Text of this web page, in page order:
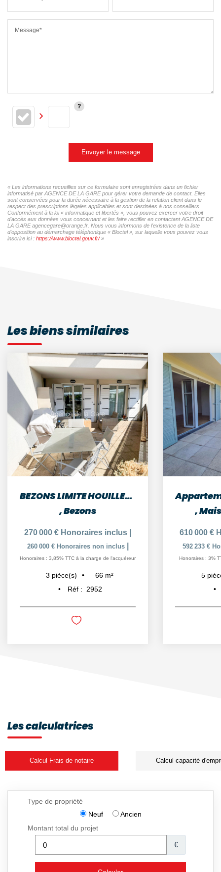
Message*
Envoyer le message
« Les informations recueillies sur ce formulaire sont enregistrées dans un fichier
informatisé par AGENCE DE LA GARE pour gérer votre demande de contact. Elles
sont conservées pour la durée nécessaire à la gestion de la relation client dans le
respect des prescriptions légales applicables et sont destinées à nos conseillers
Conformément à la loi « informatique et libertés », vous pouvez exercer votre droit
d'accès aux données vous concernant et les faire rectifier en contactant AGENCE DE
LA GARE agencegare@orange.fr. Nous vous informons de l'existence de la liste
d'opposition au démarchage téléphonique « Bloctel », sur laquelle vous pouvez vous
inscrire ici : https://www.bloctel.gouv.fr/»
Les biens similaires
BEZONS LIMITE HOUILLES APPARTEMENT DE 3 PIECES AVEC 2...
,Bezons
270 000 € Honoraires inclus
260 000 € Honoraires non inclus
Honoraires : 3,85% TTC à la charge de l'acquéreur
3 pièce(s) 66 m²
Réf :
2952
,
610 000 €
592 233 €
Honoraires : 3%
5
Les calculatrices
Calcul Frais de notaire Calcul capacité